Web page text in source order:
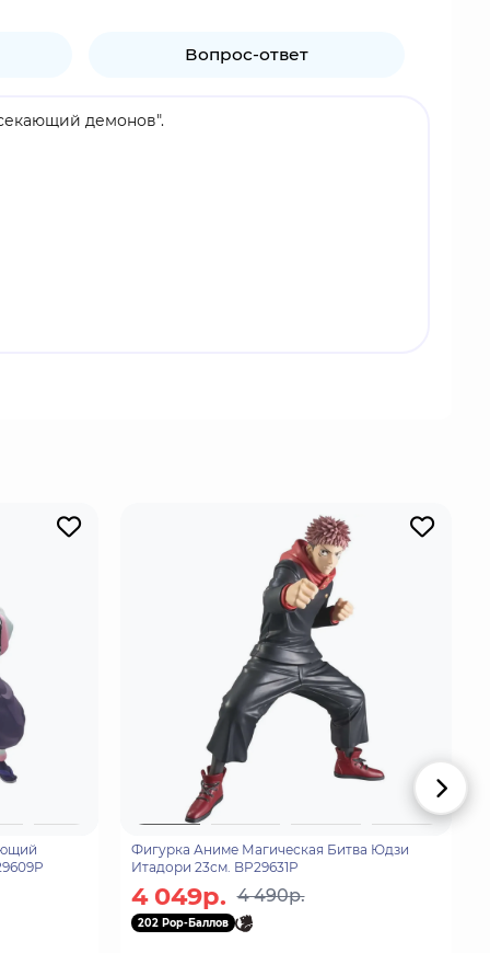
Вопрос-ответ
демонов".
Фигурка Аниме Магическая Битва Юдзи
Итадори 23см. BP29631P
4 049р. 4 490р.
202 Pop-Баллов